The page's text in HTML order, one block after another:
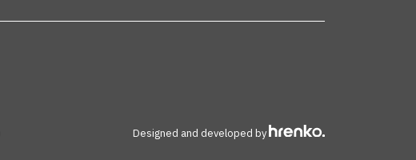
Designed and developed by